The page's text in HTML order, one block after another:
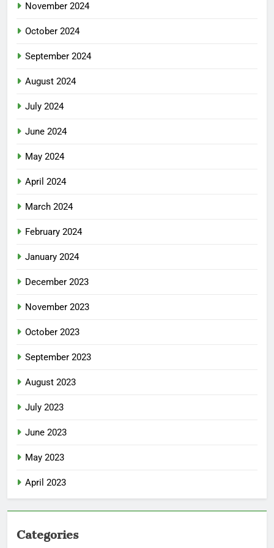
November 2024
October 2024
September 2024
August 2024
July 2024
June 2024
May 2024
April 2024
March 2024
February 2024
January 2024
December 2023
November 2023
October 2023
September 2023
August 2023
July 2023
June 2023
May 2023
April 2023
Categories